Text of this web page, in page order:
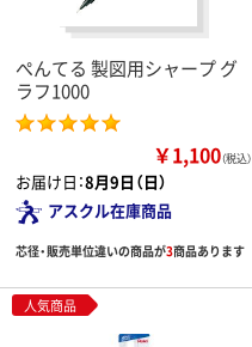
ぺんてる 製図用シャープ グ
ラフ1000
￥1,100（税込）
お届け日：8月9日（日）
アスクル在庫商品
芯径・販売単位違いの商品が3商品あります
人気商品